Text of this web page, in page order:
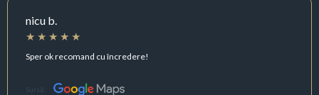
nicu b.
Sper ok recomand cu încredere!
Sursă: